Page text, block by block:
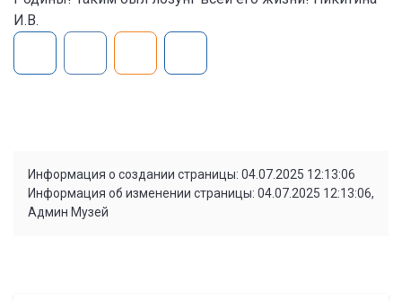
И.В.
Информация о создании страницы: 04.07.2025 12:13:06
Информация об изменении страницы: 04.07.2025 12:13:06,
Админ Музей